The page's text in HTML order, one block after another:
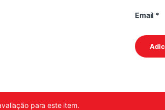
Email *
para este item.